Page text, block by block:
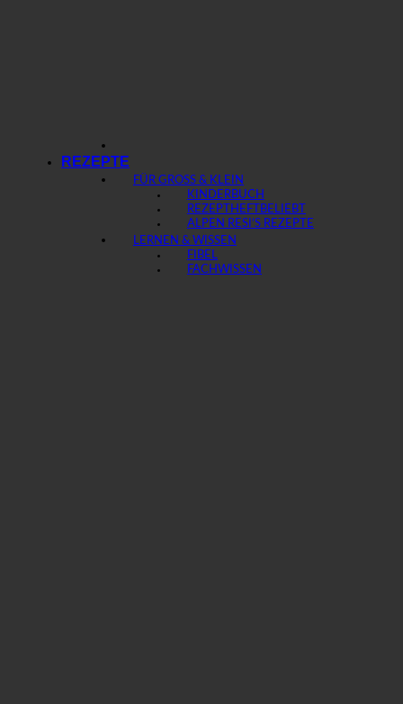
REZEPTE
FÜR GROSS & KLEIN
KINDERBUCH
REZEPTHEFT
ALPEN RESI’S REZEPTE
LERNEN & WISSEN
FIBEL
FACHWISSEN